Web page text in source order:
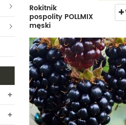
Rokitnik
pospolity POLLMIX
męski